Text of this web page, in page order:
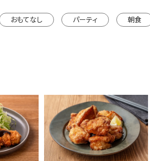
おもてなし パーティ 朝食